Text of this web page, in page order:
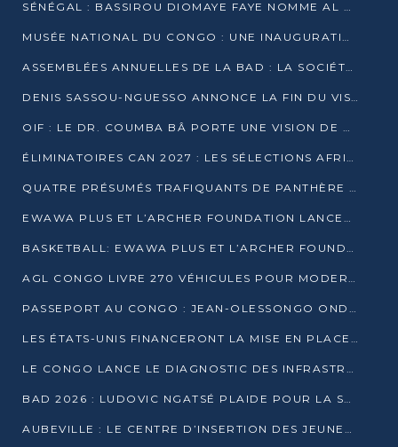
SÉNÉGAL : BASSIROU DIOMAYE FAYE NOMME AL AMINOU LÔ PREMIER MINISTRE
MUSÉE NATIONAL DU CONGO : UNE INAUGURATION PORTEUSE D’ESPOIR POUR LA CULTURE
ASSEMBLÉES ANNUELLES DE LA BAD : LA SOCIÉTÉ CIVILE CONGOLAISE À LA RECHERCHE DE PARTENAIRES POUR SES PROJETS
DENIS SASSOU-NGUESSO ANNONCE LA FIN DU VISA POUR LES AFRICAINS EN 2027
OIF : LE DR. COUMBA BÂ PORTE UNE VISION DE DIALOGUE, DE STABILITÉ ET DE RÉFORME À LA TÊTE
ÉLIMINATOIRES CAN 2027 : LES SÉLECTIONS AFRICAINES CONNAISSENT LEURS ADVERSAIRES
QUATRE PRÉSUMÉS TRAFIQUANTS DE PANTHÈRE ARRÊTÉS À EWO
EWAWA PLUS ET L’ARCHER FOUNDATION LANCENT UN CAMP DE BASKET POUR LES JEUNES À BRAZZAVILLE
BASKETBALL: EWAWA PLUS ET L’ARCHER FOUNDATION LANCENT UN CAMP POUR LES JEUNES
AGL CONGO LIVRE 270 VÉHICULES POUR MODERNISER LE TRANSPORT URBAIN
PASSEPORT AU CONGO : JEAN-OLESSONGO ONDAYE VEUT METTRE FIN AUX LENTEURS ADMINISTRATIVES
LES ÉTATS-UNIS FINANCERONT LA MISE EN PLACE DE JUSQU’À 50 CLINIQUES DE LUTTE CONTRE L’EBOLA
LE CONGO LANCE LE DIAGNOSTIC DES INFRASTRUCTURES SPORTIVES DU COMPLEXE DE KINTÉLÉ
BAD 2026 : LUDOVIC NGATSÉ PLAIDE POUR LA SOUVERAINETÉ FINANCIÈRE AFRICAINE
AUBEVILLE : LE CENTRE D’INSERTION DES JEUNES PRÊT À OUVRIR SES PORTES